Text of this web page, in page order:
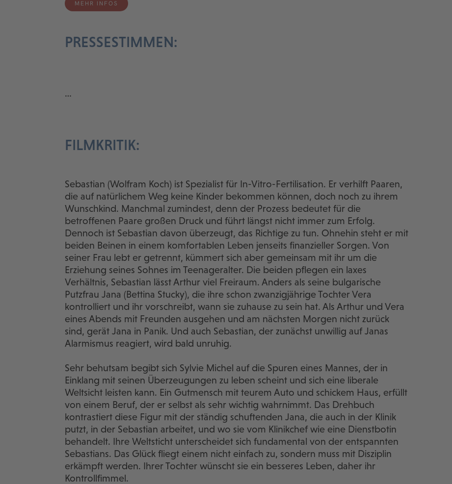
MEHR INFOS
PRESSESTIMMEN:
…
FILMKRITIK:
Sebastian (Wolfram Koch) ist Spezialist für In-Vitro-Fertilisation. Er verhilft Paaren,
die auf natürlichem Weg keine Kinder bekommen können, doch noch zu ihrem
Wunschkind. Manchmal zumindest, denn der Prozess bedeutet für die
betroffenen Paare großen Druck und führt längst nicht immer zum Erfolg.
Dennoch ist Sebastian davon überzeugt, das Richtige zu tun. Ohnehin steht er mit
beiden Beinen in einem komfortablen Leben jenseits finanzieller Sorgen. Von
seiner Frau lebt er getrennt, kümmert sich aber gemeinsam mit ihr um die
Erziehung seines Sohnes im Teenageralter. Die beiden pflegen ein laxes
Verhältnis, Sebastian lässt Arthur viel Freiraum. Anders als seine bulgarische
Putzfrau Jana (Bettina Stucky), die ihre schon zwanzigjährige Tochter Vera
kontrolliert und ihr vorschreibt, wann sie zuhause zu sein hat. Als Arthur und Vera
eines Abends mit Freunden ausgehen und am nächsten Morgen nicht zurück
sind, gerät Jana in Panik. Und auch Sebastian, der zunächst unwillig auf Janas
Alarmismus reagiert, wird bald unruhig.
Sehr behutsam begibt sich Sylvie Michel auf die Spuren eines Mannes, der in
Einklang mit seinen Überzeugungen zu leben scheint und sich eine liberale
Weltsicht leisten kann. Ein Gutmensch mit teurem Auto und schickem Haus, erfüllt
von einem Beruf, der er selbst als sehr wichtig wahrnimmt. Das Drehbuch
kontrastiert diese Figur mit der ständig schuftenden Jana, die auch in der Klinik
putzt, in der Sebastian arbeitet, und wo sie vom Klinikchef wie eine Dienstbotin
behandelt. Ihre Weltsticht unterscheidet sich fundamental von der entspannten
Sebastians. Das Glück fliegt einem nicht einfach zu, sondern muss mit Disziplin
erkämpft werden. Ihrer Tochter wünscht sie ein besseres Leben, daher ihr
Kontrollfimmel.